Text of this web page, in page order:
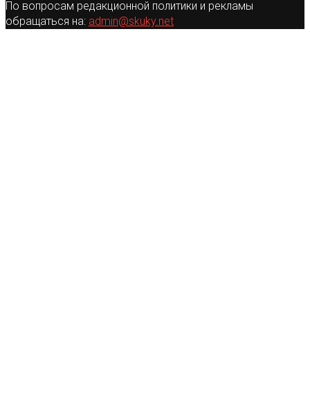
По вопросам редакционной политики и рекламы
обращаться на: admin@skuky.net